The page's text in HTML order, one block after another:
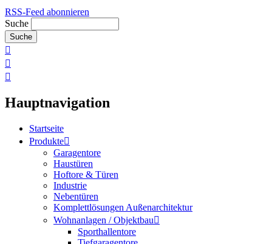
RSS-Feed abonnieren
Suche
Hauptnavigation
Startseite
Produkte
Garagentore
Haustüren
Hoftore & Türen
Industrie
Nebentüren
Komplettlösungen Außenarchitektur
Wohnanlagen / Objektbau
Sporthallentore